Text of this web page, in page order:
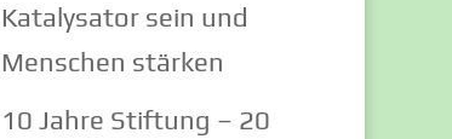
Katalysator sein und
Menschen stärken
10 Jahre Stiftung – 20